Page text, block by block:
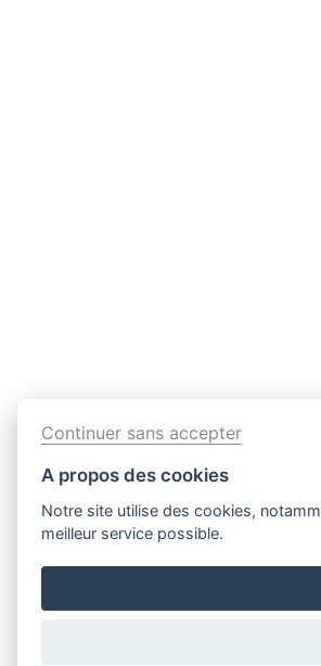
Continuer sans accepter
A propos des cookies
Notre site utilise des cookies,
meilleur service possible.